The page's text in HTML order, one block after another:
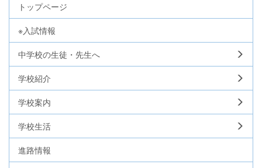
トップページ
※入試情報
中学校の生徒・先生へ
学校紹介
学校案内
学校生活
進路情報